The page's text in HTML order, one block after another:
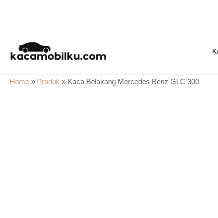
content
Home » Produk » Kaca Belakang Mercedes Benz GLC 300